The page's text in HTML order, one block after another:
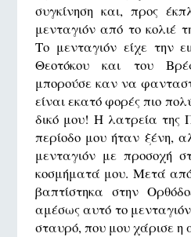
συγκίνηση και, προς
μενταγιόν από το κολιέ
Το μενταγιόν είχε την
Θεοτόκου και του
μπορούσε καν να
είναι εκατό φορές πιο
δικό μου! Η λατρεία της
περίοδο μου ήταν ξένη,
μενταγιόν με προσοχή
κοσμήματά μου. Μετά
βαπτίστηκα στην
αμέσως αυτό το
σταυρό, που μου χάρισε